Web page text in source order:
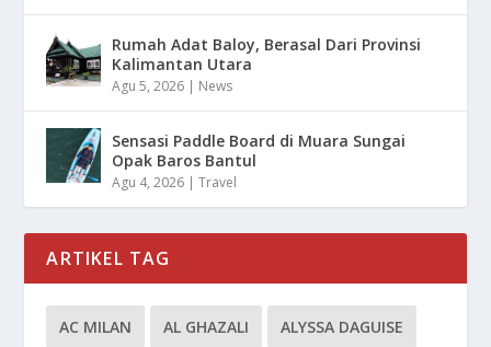
Rumah Adat Baloy, Berasal Dari Provinsi
Kalimantan Utara
Agu 5, 2026 | News
Sensasi Paddle Board di Muara Sungai
Opak Baros Bantul
Agu 4, 2026 |Travel
ARTIKEL TAG
AC MILAN AL GHAZALI ALYSSA DAGUISE